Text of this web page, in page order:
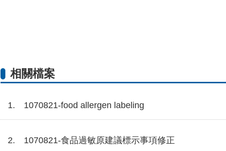
相關檔案
1070821-food allergen labeling
1070821-食品過敏原建議標示事項修正